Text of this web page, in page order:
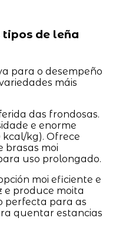
tipos de leña
para o desempeño
máis
das frondosas.
e enorme
kcal/kg). Ofrece
brasas moi
uso prolongado.
moi eficiente e
e produce moita
perfecta para as
quentar estancias